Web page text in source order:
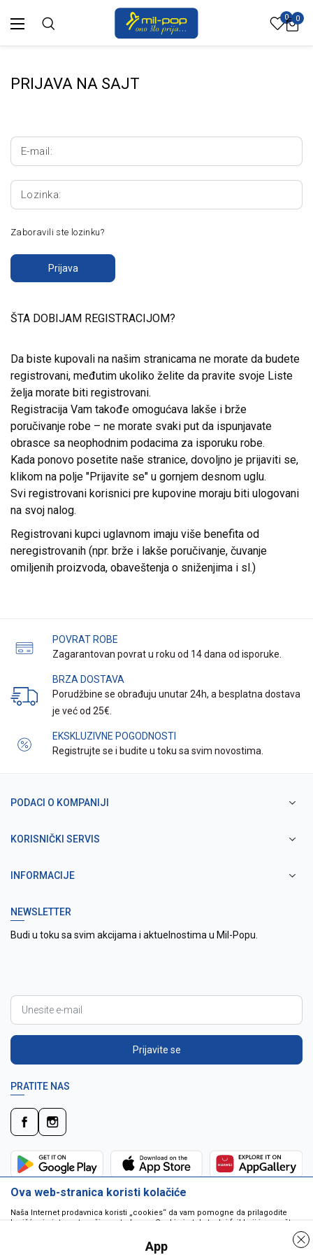
0 0
PRIJAVA NA SAJT
E-mail:
Lozinka:
Zaboravili ste lozinku?
Prijava
ŠTA DOBIJAM REGISTRACIJOM?
Da biste kupovali na našim stranicama ne morate da budete
registrovani, međutim ukoliko želite da pravite svoje Liste
želja morate biti registrovani.
Registracija Vam takođe omogućava lakše i brže
poručivanje robe – ne morate svaki put da ispunjavate
obrasce sa neophodnim podacima za isporuku robe.
Kada ponovo posetite naše stranice, dovoljno je prijaviti se,
klikom na polje "Prijavite se" u gornjem desnom uglu.
Svi registrovani korisnici pre kupovine moraju biti ulogovani
na svoj nalog.
Registrovani kupci uglavnom imaju više benefita od
neregistrovanih (npr. brže i lakše poručivanje, čuvanje
omiljenih proizvoda, obaveštenja o sniženjima i sl.)
POVRAT ROBE
Zagarantovan povrat u roku od 14 dana od isporuke.
BRZA DOSTAVA
Porudžbine se obrađuju unutar 24h, a besplatna dostava
je već od 25€.
EKSKLUZIVNE POGODNOSTI
Registrujte se i budite u toku sa svim novostima.
PODACI O KOMPANIJI
KORISNIČKI SERVIS
INFORMACIJE
NEWSLETTER
Budi u toku sa svim akcijama i aktuelnostima u Mil-Popu.
Prijavite se
PRATITE NAS
Ova web-stranica koristi kolačiće
Naša Internet prodavnica koristi „cookies“ da vam pomogne da prilagodite
korišćenje interneta vašim potrebama. Cookie je tekstualni fajl koji je smešten
da pokrenu program ili da isporuče virus vašem računaru. Cookie-i su
jedinstveno dodeljeni vama, i jedino mogu biti pročitani od strane web servera
App